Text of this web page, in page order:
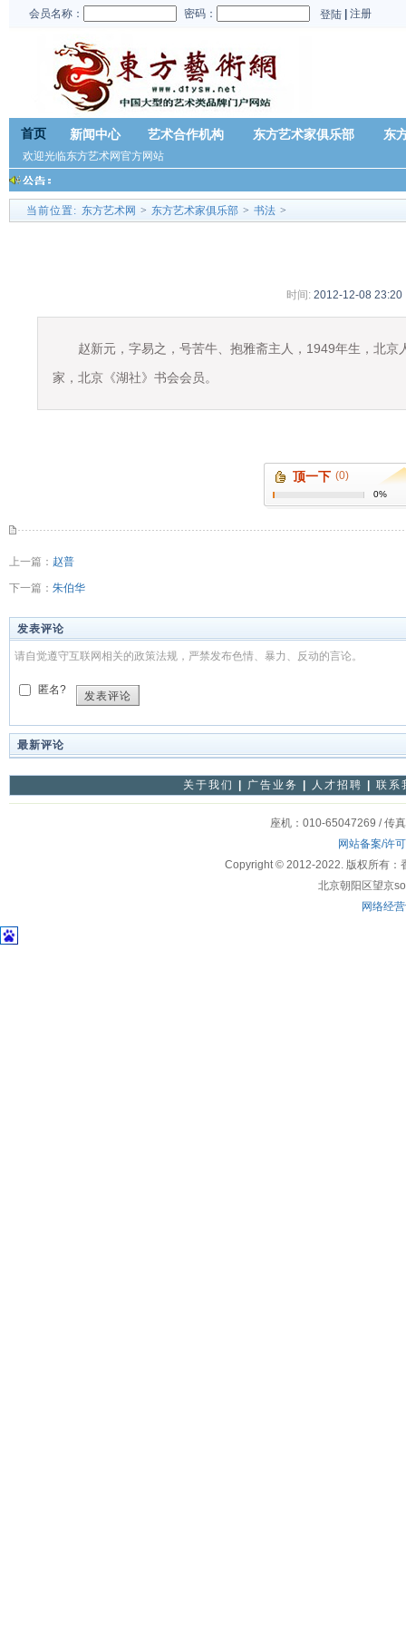
会员名称： 密码： 登陆| 注册
首页 新闻中心 艺术合作机构 东方艺术家俱乐部 东
欢迎光临东方艺术网官方网站
当前位置: 东方艺术网 > 东方艺术家俱乐部 > 书法 >
时间: 2012-12-08 23:20
赵新元，字易之，号苦牛、抱雅斋主人， 1949年生，北京
家，北京《湖社》书会会员。
顶一下 (0)
0%
上一篇： 赵普
下一篇： 朱伯华
发表评论
请自觉遵守互联网相关的政策法规，严禁发布色情、暴力、反动的言论。
匿名?
发表评论
最新评论
关于我们 | 广告业务 | 人才招聘 | 联系
座机：010-65047269 / 传
网站备案/许
Copyright © 2012-2022. 版权所有：
北京朝阳区望京
网络经